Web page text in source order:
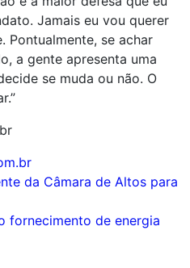
Jamais eu vou querer
Pontualmente, se achar
a gente apresenta uma
se muda ou não. O
da Câmara de Altos para
fornecimento de energia